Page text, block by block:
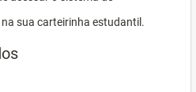
sua carteirinha estudantil.